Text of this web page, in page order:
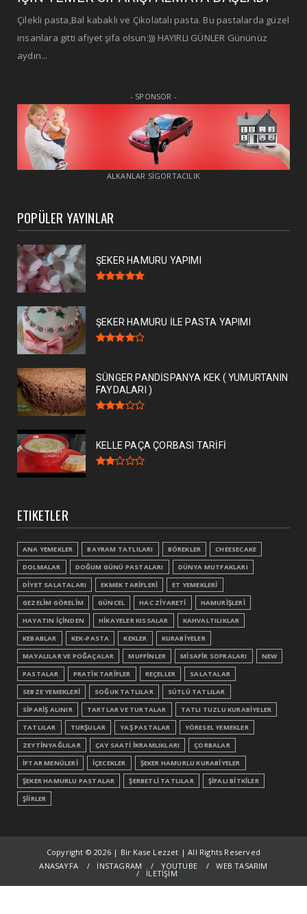
Çilekli pasta,Bal kabaklı ve Çikolatalı pasta. Bu pastalarda güzel
insanlara gitti afiyet şifa olsun:))) HAYIRLI GÜNLER Gününüz
aydın...
- SPONSOR -
ALKANLAR SİGORTACILIK
POPÜLER YAYINLAR
ŞEKER HAMURU YAPIMI
ŞEKER HAMURU İLE PASTA YAPIMI
SÜNGER PANDİSPANYA KEK ( YUMURTANIN
FAYDALARI )
KELLE PAÇA ÇORBASI TARİFİ
ETIKETLER
ANA YEMEKLER BAYRAM TATLILARI BÖREKLER
CHEESECAKE
DOLMALAR
DOĞUM GÜNÜ PASTALARI
DÜNYA MUTFAKLARI
DİYET SALATALARI
EKMEK TARİFLERİ
ET YEMEKLERİ
GEZELİM GÖRELİM
GÜNCEL HAC ZİYARETİ
HAMURİŞLERİ
HAYATIN İÇİNDEN
HİKAYELER KISSALAR
KAHVALTILIKLAR
KEBABLAR
KEK-PASTA KEKLER
KURABİYELER
MAYALILAR VE POĞAÇALAR
MUFFİNLER MİSAFİR SOFRALARI
NEW
PASTALAR
PRATİK TARİFLER REÇELLER
SALATALAR
SEBZE YEMEKLERİ
SOĞUK TATLILAR
SÜTLÜ TATLILAR
SİPARİŞ ALINIR
TARTLAR VE TURTALAR
TATLI TUZLU KURABİYELER
TATLILAR
TURŞULAR YAŞ PASTALAR
YÖRESEL YEMEKLER
ZEYTİNYAĞLILAR
ÇAY SAATİ İKRAMLIKLARI
ÇORBALAR
İFTAR MENÜLERİ
İÇECEKLER
ŞEKER HAMURLU KURABİYELER
ŞEKER HAMURLU PASTALAR
ŞERBETLİ TATLILAR
ŞİFALI BİTKİLER
ŞİİRLER
Copyright ©2026 | Bir Kase Lezzet | All Rights Reserved
ANASAYFA
İNSTAGRAM YOUTUBE WEB TASARIM
İLETİŞİM